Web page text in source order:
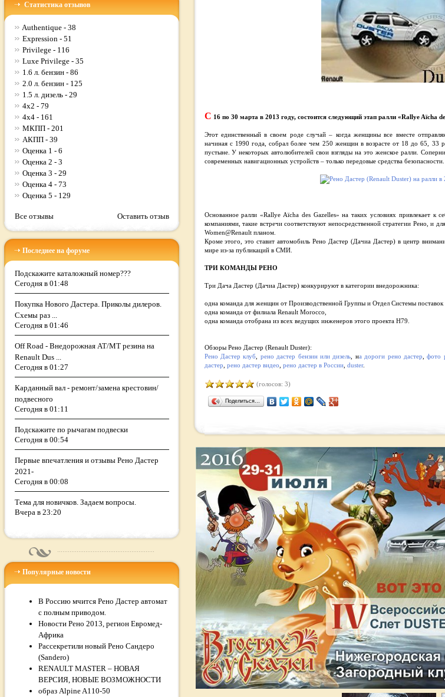
Статистика отзывов
Authentique - 38
Expression - 51
Privilege - 116
Luxe Privilege - 35
1.6 л. бензин - 86
2.0 л. бензин - 125
1.5 л. дизель - 29
4x2 - 79
4x4 - 161
МКПП - 201
АКПП - 39
Оценка 1 - 6
Оценка 2 - 3
Оценка 3 - 29
Оценка 4 - 73
Оценка 5 - 129
Все отзывы Оставить отзыв
Последнее на форуме
Подскажите каталожный номер???
Сегодня в 01:48
Покупка Нового Дастера. Приколы дилеров.
Схемы раз ...
Сегодня в 01:46
Off Road - Внедорожная AT/MT резина на
Renault Dus ...
Сегодня в 01:27
Карданный вал - ремонт/замена крестовин/
подвесного
Сегодня в 01:11
Подскажите по рычагам подвески
Сегодня в 00:54
Первые впечатления и отзывы Рено Дастер
2021-
Сегодня в 00:08
Тема для новичков. Задаем вопросы.
Вчера в 23:20
Популярные новости
В Россию мчится Рено Дастер автомат
с полным приводом.
Новости Рено 2013, регион Евромед-
Африка
Рассекретили новый Рено Сандеро
(Sandero)
RENAULT MASTER – НОВАЯ
ВЕРСИЯ, НОВЫЕ ВОЗМОЖНОСТИ
образ Alpine A110-50
С 16 по 30 марта в 2013 году, состоится следующий этап ралли «Rallye Aïcha
Этот единственный в своем роде случай – когда женщины все вместе
начиная с 1990 года, собрал более чем 250 женщин в возрасте от 18 до 65, 33
пустыне. У некоторых автолюбителей свои взгляды на это женское ралли.
современных навигационных устройств – только передовые средства безопасности.
Основанное ралли «Rallye Aïcha des Gazelles» на таких условиях привлекает к
компаниями, такие встречи соответствуют непосредственной стратегии Рено, и
Women@Renault планом.
Кроме этого, это ставит автомобиль Рено Дастер (Дачиа Дастер) в центр
мире из-за публикаций в СМИ.
ТРИ КОМАНДЫ РЕНО
Три Дача Дастер (Дачиа Дастер) конкурируют в категории внедорожника:
одна команда для женщин от Производственной Группы и Отдел Системы поставок
одна команда от филиала Renault Morocco,
одна команда отобрана из всех ведущих инженеров этого проекта Н79.
Обзоры Рено Дастер (Renault Duster):
Рено Дастер клуб
рено дастер бензин или дизель , на дороги рено дастер ,фото
дастер
рено дастер видео рено дастер в России, duster.
(голосов: 3)
Поделиться…